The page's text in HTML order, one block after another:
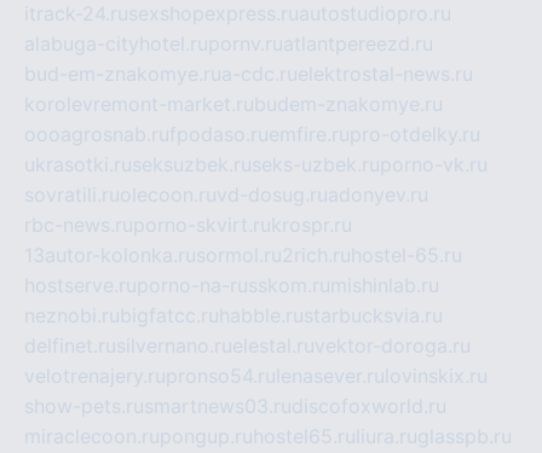
itrack-24.rusexshopexpress.ruautostudiopro.ru
alabuga-cityhotel.rupornv.ruatlantpereezd.ru
bud-em-znakomye.rua-cdc.ruelektrostal-news.ru
korolevremont-market.rubudem-znakomye.ru
oooagrosnab.rufpodaso.ruemfire.rupro-otdelky.ru
ukrasotki.ruseksuzbek.ruseks-uzbek.ruporno-vk.ru
sovratili.ruolecoon.ruvd-dosug.ruadonyev.ru
rbc-news.ruporno-skvirt.rukrospr.ru
13autor-kolonka.rusormol.ru2rich.ru hostel-65.ru
hostserve.ruporno-na-russkom.ru mishinlab.ru
neznobi.rubigfatcc.ru habble.rustarbucksvia.ru
delfinet.rusilvernano.ruelestal.ruvektor-doroga.ru
velotrenajery.rupronso54.ru lenasever.ru lovinskix.ru
show-pets.rusmartnews03.rudiscofoxworld.ru
miraclecoon.rupongup.ru hostel65.ru liura.ruglasspb.ru